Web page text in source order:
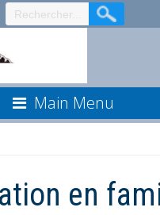
Main Menu
en